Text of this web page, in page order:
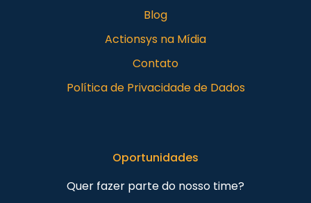
Blog
Actionsys na Mídia
Contato
Política de Privacidade de Dados
Oportunidades
Quer fazer parte do nosso time?